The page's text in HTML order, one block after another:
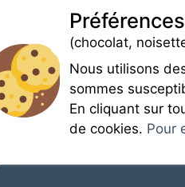
(chocolat,
Nous utilisons
sommes
En cliquant sur
de cookies. Pour